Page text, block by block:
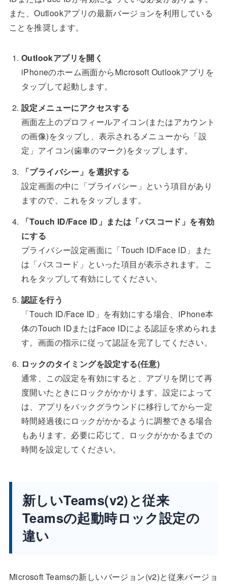
また、Outlookアプリの最新バージョンを利用している
ことを推奨します。
Outlookアプリを開く
iPhoneのホーム画面からMicrosoft Outlookアプリを
タップして起動します。
設定メニューにアクセスする
画面左上のプロフィールアイコン(またはアカウント
の画像)をタップし、表示されるメニューから「設
定」アイコン(歯車のマーク)をタップします。
「プライバシー」を選択する
設定画面の中に「プライバシー」という項目があり
ますので、これをタップします。
「Touch ID/Face ID」または「パスコード」を有効
にする
プライバシー設定画面に「Touch ID/Face ID」また
は「パスコード」といった項目が表示されます。こ
れをタップして有効にしてください。
認証を行う
「Touch ID/Face ID」を有効にする場合、iPhone本
体のTouch IDまたはFace IDによる認証を求められま
す。画面の指示に従って認証を完了してください。
ロックのタイミングを設定する(任意)
通常、この設定を有効にすると、アプリを閉じて再
度開いたときにロックがかかります。設定によって
は、アプリをバックグラウンドに移行してから一定
時間経過後にロックがかかるように調整できる場合
もあります。必要に応じて、ロックがかかるまでの
時間を設定してください。
新しいTeams(v2)と従来
Teamsの起動時ロック設定の
違い
Microsoft Teamsの新しいバージョン(v2)と従来バージョ